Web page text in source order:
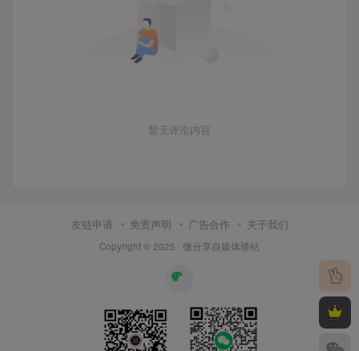
暂无评论内容
友链申请 免责声明 广告合作 关于我们
Copyright © 2025 · 微分享自媒体驿站